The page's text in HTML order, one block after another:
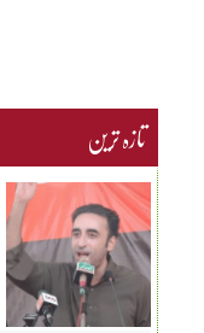
تازہ ترین